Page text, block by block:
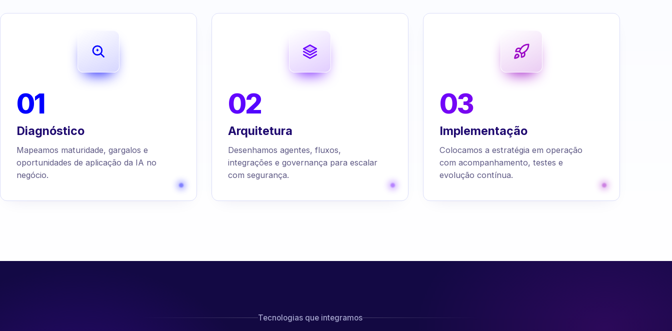
01
Diagnóstico
Mapeamos maturidade, gargalos e
oportunidades de aplicação da IA no
negócio.
02
Arquitetura
Desenhamos agentes, fluxos,
integrações e governança para escalar
com segurança.
03
Implementação
Colocamos a estratégia em operação
com acompanhamento, testes e
evolução contínua.
Tecnologias que integramos